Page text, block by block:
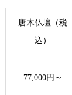
唐木仏壇（税
込）
77,000円～